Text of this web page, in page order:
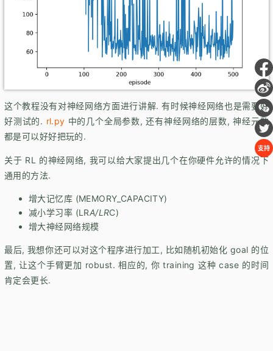
支持
这个教程没有对神经网络方面进行讲解. 有时候神经网络也是需要好
好测试的. rl.py 中的几个全局参数, 还有神经网络的层数, 神经元数
都是可以好好把玩的.
关于 RL 的神经网络, 我可以给大家提出几个在你硬件允许的情况下
通用的方法.
增大记忆库 (MEMORY_CAPACITY)
减小学习率 (LRA/LRC)
增大神经网络规模
最后, 我想你还可以对这个程序进行加工, 比如随机初始化 goal 的位
置, 让这个手臂更加 robust. 相应的, 你 training 这种 case 的时间
肯定会更长.